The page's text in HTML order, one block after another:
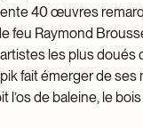
40 œuvres
feu Raymond
les plus doués
fait émerger de ses
l’os de baleine, le